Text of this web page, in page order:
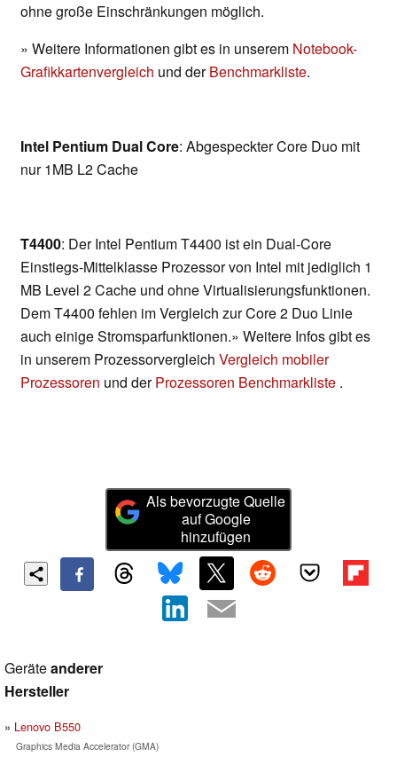
ohne große Einschränkungen möglich.
» Weitere Informationen gibt es in unserem Notebook-
Grafikkartenvergleich und derBenchmarkliste.
Intel Pentium Dual Core: Abgespeckter Core Duo mit
nur 1MB L2 Cache
T4400: Der Intel Pentium T4400 ist ein Dual-Core
Einstiegs-Mittelklasse Prozessor von Intel mit jediglich 1
MB Level 2 Cache und ohne Virtualisierungsfunktionen.
Dem T4400 fehlen im Vergleich zur Core 2 Duo Linie
auch einige Stromsparfunktionen.» Weitere Infos gibt es
in unserem Prozessorvergleich Vergleich mobiler
Prozessoren und derProzessoren Benchmarkliste .
Als bevorzugte Quelle
auf Google
hinzufügen
Geräteanderer
Hersteller
Lenovo B550
Graphics Media Accelerator (GMA)